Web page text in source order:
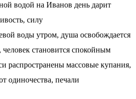
водой на Иванов день дарит
силу
воды утром, душа освобождается
становится спокойным
распространены массовые купания,
одиночества, печали